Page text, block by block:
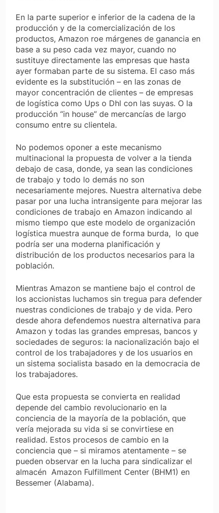
En la parte superior e inferior de la cadena de la
producción y de la comercialización de los
productos, Amazon roe márgenes de ganancia en
base a su peso cada vez mayor, cuando no
sustituye directamente las empresas que hasta
ayer formaban parte de su sistema. El caso más
evidente es la substitución – en las zonas de
mayor concentración de clientes – de empresas
de logística como Ups o Dhl con las suyas. O la
producción “in house” de mercancías de largo
consumo entre su clientela.
No podemos oponer a este mecanismo
multinacional la propuesta de volver a la tienda
debajo de casa, donde, ya sean las condiciones
de trabajo y todo lo demás no son
necesariamente mejores. Nuestra alternativa debe
pasar por una lucha intransigente para mejorar las
condiciones de trabajo en Amazon indicando al
mismo tiempo que este modelo de organización
logística muestra aunque de forma burda, lo que
podría ser una moderna planificación y
distribución de los productos necesarios para la
población.
Mientras Amazon se mantiene bajo el control de
los accionistas luchamos sin tregua para defender
nuestras condiciones de trabajo y de vida. Pero
desde ahora defendemos nuestra alternativa para
Amazon y todas las grandes empresas, bancos y
sociedades de seguros: la nacionalización bajo el
control de los trabajadores y de los usuarios en
un sistema socialista basado en la democracia de
los trabajadores.
Que esta propuesta se convierta en realidad
depende del cambio revolucionario en la
conciencia de la mayoría de la población, que
vería mejorada su vida si se convirtiese en
realidad. Estos procesos de cambio en la
conciencia que – si miramos atentamente – se
pueden observar en la lucha para sindicalizar el
almacén Amazon Fulfillment Center (BHM1) en
Bessemer (Alabama).